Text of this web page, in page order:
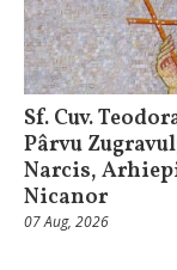
Sf. Cuv.
Pârvu
Narcis,
Nicanor
07 Aug, 2026